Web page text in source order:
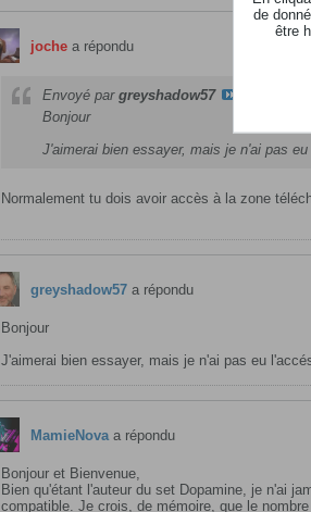
joche a répondu
Envoyé par greyshadow57
Bonjour
J'aimerai bien essayer, mais je n'ai pas
Normalement tu dois avoir accès à la zone
greyshadow57 a répondu
Bonjour
J'aimerai bien essayer, mais je n'ai pas eu
MamieNovaa répondu
Bonjour et Bienvenue,
Bien qu'étant l'auteur du set Dopamine, je n'ai
compatible. Je crois, de mémoire, que le
de
être